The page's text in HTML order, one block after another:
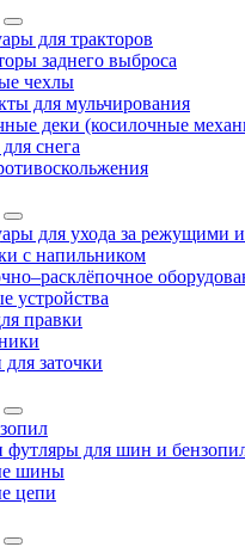
для тракторов
заднего выброса
чехлы
для мульчирования
деки (косилочные
снега
для ухода за режущими
с напильником
устройства
правки
заточки
футляры для шин и
шины
цепи